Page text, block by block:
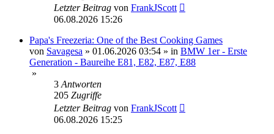
Letzter Beitrag von FrankJScott
06.08.2026 15:26
Papa's Freezeria: One of the Best Cooking Games
von Savagesa » 01.06.2026 03:54 » in BMW 1er - Erste
Generation - Baureihe E81, E82, E87, E88
»
3 Antworten
205 Zugriffe
Letzter Beitrag von FrankJScott
06.08.2026 15:25